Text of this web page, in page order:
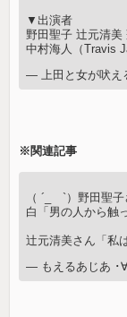
▼出演者
野田聖子 辻󠄀元清美
中村海人（Travis
— 上田と女が吠え
※関連記事
（ ´_ゝ`）野田聖
白「男の人から触
辻元清美さん「私
— もえるあじあ ･